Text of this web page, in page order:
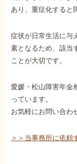
あり、重症化すると
症状が日常生活に与
素となるため、該当
ことが大切です。
愛媛・松山障害年金
っています。
お気軽にお問い合わ
＞＞当事務所に依頼